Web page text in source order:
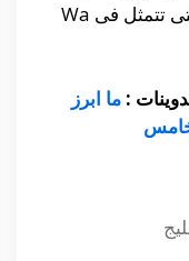
وتينى من خلال قراءتها و التى تتمثل فى Wa
: ما ابرز